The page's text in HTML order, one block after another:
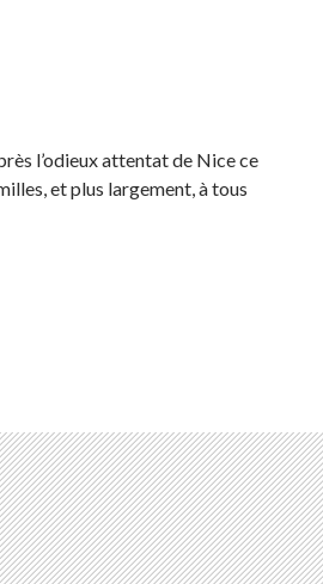
l’odieux attentat de Nice ce
et plus largement, à tous